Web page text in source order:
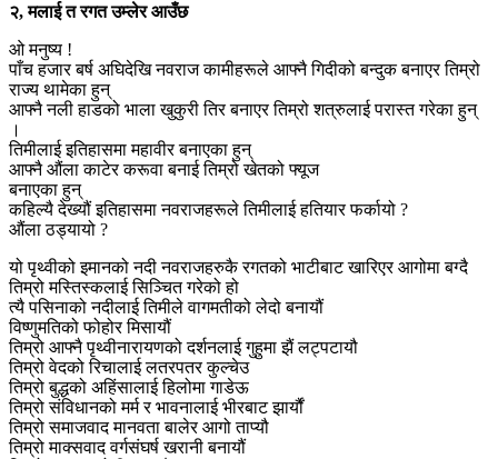
२, मलाई त रगत उम्लेर आउँछ
ओ मनुष्य !
पाँच हजार बर्ष अघिदेखि नवराज कामीहरूले आफ्नै गिदीको बन्दुक बनाएर तिम्रो
राज्य थामेका हुन्
आफ्नै नली हाडको भाला खुकुरी तिर बनाएर तिम्रो शत्रुलाई परास्त गरेका हुन्
।
तिमीलाई इतिहासमा महावीर बनाएका हुन्
आफ्नै औंला काटेर करूवा बनाई तिम्रो खेतको फ्यूज
बनाएका हुन्
कहिल्यै देख्यौं इतिहासमा नवराजहरूले तिमीलाई हतियार फर्कायो ?
औंला ठड्यायो ?
यो पृथ्वीको इमानको नदी नवराजहरुकै रगतको भाटीबाट खारिएर आगोमा बग्दै
तिम्रो मस्तिस्कलाई सिञ्चित गरेको हो
त्यै पसिनाको नदीलाई तिमीले वागमतीको लेदो बनायौं
विष्णुमतिको फोहोर मिसायौं
तिम्रो आफ्नै पृथ्वीनारायणको दर्शनलाई गुहुमा झैं लट्पटायौ
तिम्रो वेदको रिचालाई लतरपतर कुल्चेउ
तिम्रो बुद्धको अहिंसालाई हिलोमा गाडेऊ
तिम्रो संविधानको मर्म र भावनालाई भीरबाट झार्यौं
तिम्रो समाजवाद मानवता बालेर आगो ताप्यौ
तिम्रो माक्सवाद वर्गसंघर्ष खरानी बनायौं